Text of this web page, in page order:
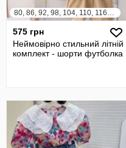
80, 86, 92, 98, 104, 110, 116, 122
575 грн
Неймовірно стильний літній
комплект - шорти футболка